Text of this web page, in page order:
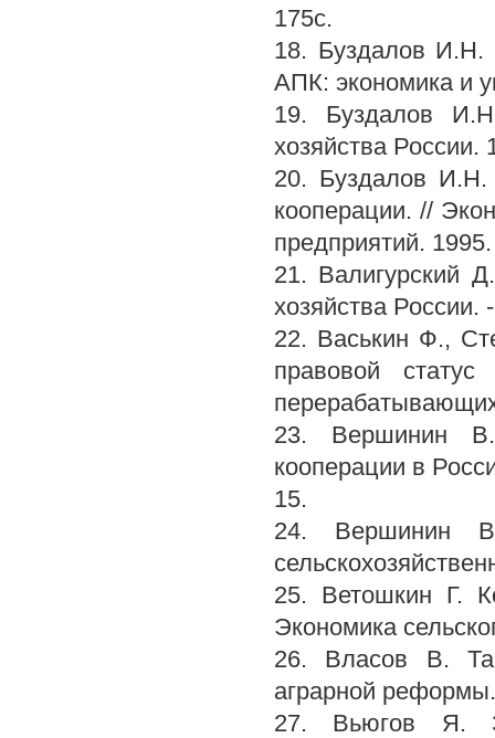
175с.
18. Буздалов И.Н.
АПК: экономика и
19. Буздалов
хозяйства
20. Буздалов И.Н.
кооперации. //
предприятий.
21. Валигурский
хозяйства
22. Васькин Ф.,
правовой
23. Вершинин В.
кооперации в
15.
24. Вершинин
25. Ветошкин Г.
Экономика
26. Власов В.
аграрной
27. Вьюгов Я.